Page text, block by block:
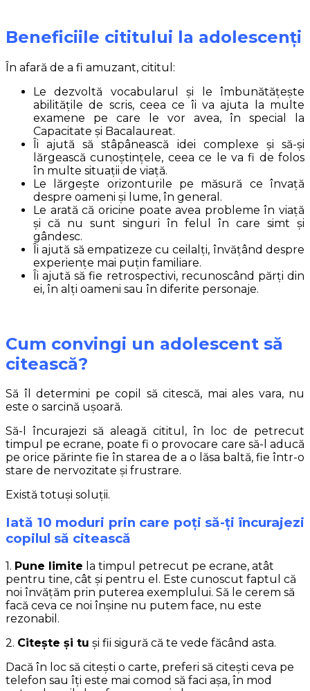
Beneficiile cititului la adolescenți
În afară de a fi amuzant, cititul:
Le dezvoltă vocabularul și le îmbunătățește
abilitățile de scris, ceea ce îi va ajuta la multe
examene pe care le vor avea, în special la
Capacitate și Bacalaureat.
Îi ajută să stâpânească idei complexe și să-și
lărgească cunoștințele, ceea ce le va fi de folos
în multe situații de viață.
Le lărgește orizonturile pe măsură ce învață
despre oameni și lume, în general.
Le arată că oricine poate avea probleme în viață
și că nu sunt singuri în felul în care simt și
gândesc.
Îi ajută să empatizeze cu ceilalți, învățând despre
experiențe mai puțin familiare.
Îi ajută să fie retrospectivi, recunoscând părți din
ei, în alți oameni sau în diferite personaje.
Cum convingi un adolescent să
citească?
Să îl determini pe copil să citescă, mai ales vara, nu
este o sarcină ușoară.
Să-l încurajezi să aleagă cititul, în loc de petrecut
timpul pe ecrane, poate fi o provocare care să-l aducă
pe orice părinte fie în starea de a o lăsa baltă, fie într-o
stare de nervozitate și frustrare.
Există totuși soluții.
Iată 10 moduri prin care poți să-ți încurajezi
copilul să citească
1. Pune limite la timpul petrecut pe ecrane, atât
pentru tine, cât și pentru el. Este cunoscut faptul că
noi învățăm prin puterea exemplului. Să le cerem să
facă ceva ce noi înșine nu putem face, nu este
rezonabil.
2. Citește și tu și fii sigură că te vede făcând asta.
Dacă în loc să citești o carte, preferi să citești ceva pe
telefon sau îți este mai comod să faci așa, în mod